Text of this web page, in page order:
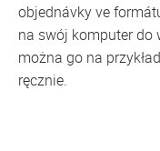
objednávky ve
na swój komputer do
można go na
ręcznie.